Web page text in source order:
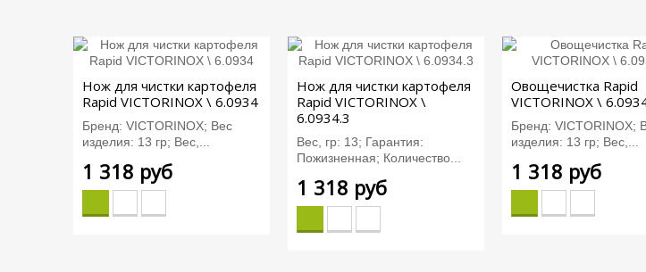
Нож для чистки картофеля
Rapid VICTORINOX \ 6.0934
Бренд: VICTORINOX; Вес
изделия: 13 гр; Вес,...
1 318 руб
Нож для чистки картофеля
Rapid VICTORINOX \
6.0934.3
Вес, гр: 13; Гарантия:
Пожизненная; Количество...
1 318 руб
Овощечистка Rapid
VICTORINOX \
Бренд: VICTORINOX;
изделия: 13 гр; Вес,...
1 318 руб